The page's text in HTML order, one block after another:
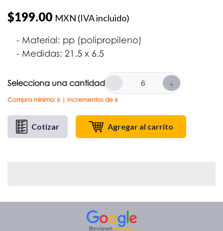
$199.00 MXN (IVA incluido)
Material: pp (polipropileno)
Medidas: 21.5 x 6.5
Selecciona una cantidad +
Compra mínima: 6 | Incrementos de 6
Cotizar Agregar al carrito